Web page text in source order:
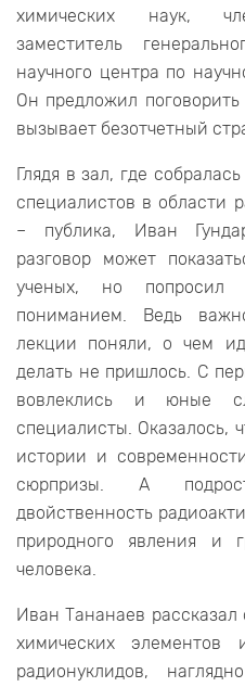
химических наук,
заместитель
научного центра по
Он предложил
вызывает безотчетный
Глядя в зал, где
специалистов в области
– публика, Иван
разговор может
ученых, но
пониманием. Ведь
лекции поняли, о чем
делать не пришлось. С
вовлеклись и юные
специалисты. Оказалось,
истории и
сюрпризы. А
двойственность
природного явления и
человека.
Иван Тананаев рассказал
химических элементов
радионуклидов,